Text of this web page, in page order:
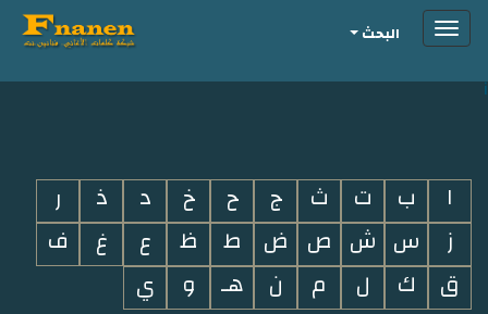
i
Toggleالبحث
ا ب ت ث ج ح خ د ذ
ر
ز
س ش ص ض ط ظ ع غ
ف
ق
ك ل م ن هـ و ي